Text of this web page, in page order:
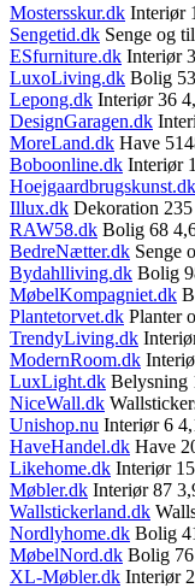
Mostersskur.dk Interiør
Sengetid.dk Senge og
ESfurniture.dk Interiør
LuxoLiving.dk Bolig
Lepong.dk Interiør 36
DesignGaragen.dk
MoreLand.dk Have
Boboonline.dk Interiør
Hoejgaardbrugskunst.dk
Illux.dk Dekoration
RAW58.dk Bolig 68
BedreNætter.dk Senge
Bydahlliving.dk Bolig
MøbelKompagniet.dk
Plantetorvet.dk Planter
TrendyLiving.dk
ModernRoom.dk
LuxLight.dk Belysning
NiceWall.dk
Unishop.nu Interiør 6
HaveHandel.dk Have
Likehome.dk Interiør
Møbler.dk Interiør 87
Wallstickerland.dk
Nordlyhome.dk Bolig
MøbelNord.dk Bolig
XL-Møbler.dk Interiør